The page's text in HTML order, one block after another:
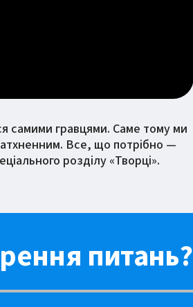
самими гравцями. Саме тому ми
Все, що потрібно —
розділу «Творці».
питань?